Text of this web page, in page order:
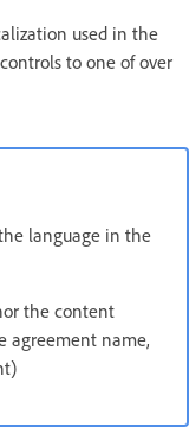
used in the
to one of over
language in the
the content
agreement name,